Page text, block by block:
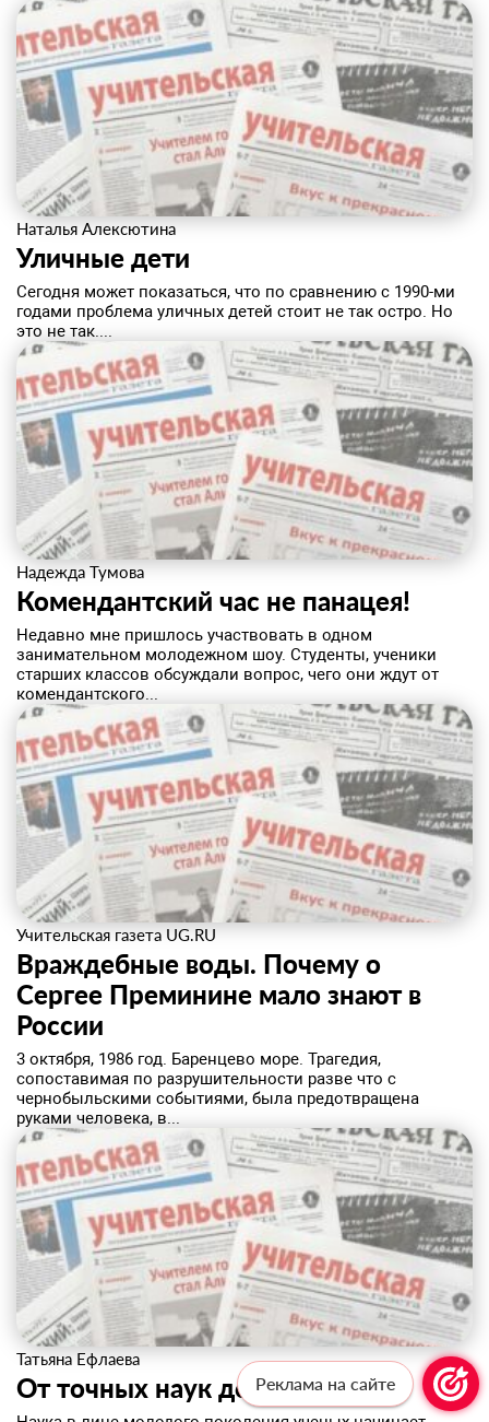
Наталья Алексютина
Уличные дети
Сегодня может показаться, что по сравнению с 1990-ми
годами проблема уличных детей стоит не так остро. Но
это не так....
Надежда Тумова
Комендантский час не панацея!
Недавно мне пришлось участвовать в одном
занимательном молодежном шоу. Студенты, ученики
старших классов обсуждали вопрос, чего они ждут от
комендантского...
Учительская газета UG.RU
Враждебные воды. Почему о
Сергее Преминине мало знают в
России
3 октября, 1986 год. Баренцево море. Трагедия,
сопоставимая по разрушительности разве что с
чернобыльскими событиями, была предотвращена
руками человека, в...
Татьяна Ефлаева
От точных наук до социологии
Реклама на сайте